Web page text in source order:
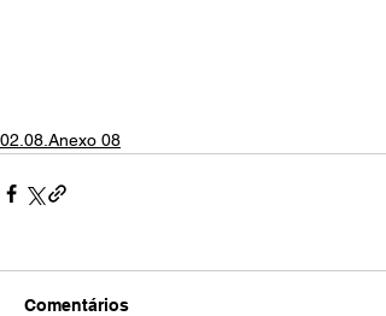
02.08.Anexo 08
Comentários